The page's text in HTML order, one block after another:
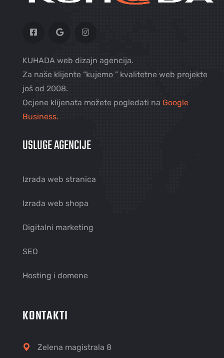
KUHADA web dizajn agencija.
Za naše klijente “kujemo ” kvalitetne web projekte
još od 2008.
Ocjene klijenata možete pogledati na Google
Business.
USLUGE AGENCIJE
Izrada web stranica
Izrada web shopa
Digitalni marketing
SEO
Hosting i domene
KONTAKTI
Zelena magistrala 8